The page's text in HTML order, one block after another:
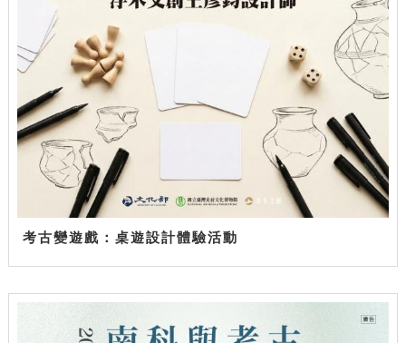
考古變遊戲：桌遊設計體驗活動